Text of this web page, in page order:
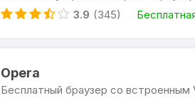
3.9 (345)
Opera
Бесплатный браузер со встроенным